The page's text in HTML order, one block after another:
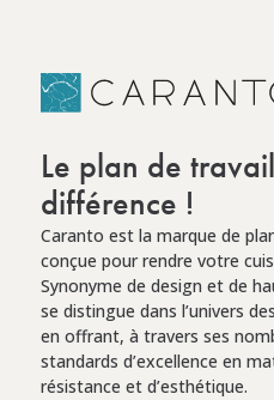
Le plan de
différence !
Caranto est la marque de
conçue pour rendre votre
Synonyme de design et de
se distingue dans l’univers
en offrant, à travers ses
standards d’excellence en
résistance et d’esthétique.